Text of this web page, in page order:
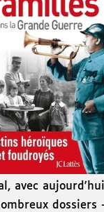
avec
dossiers